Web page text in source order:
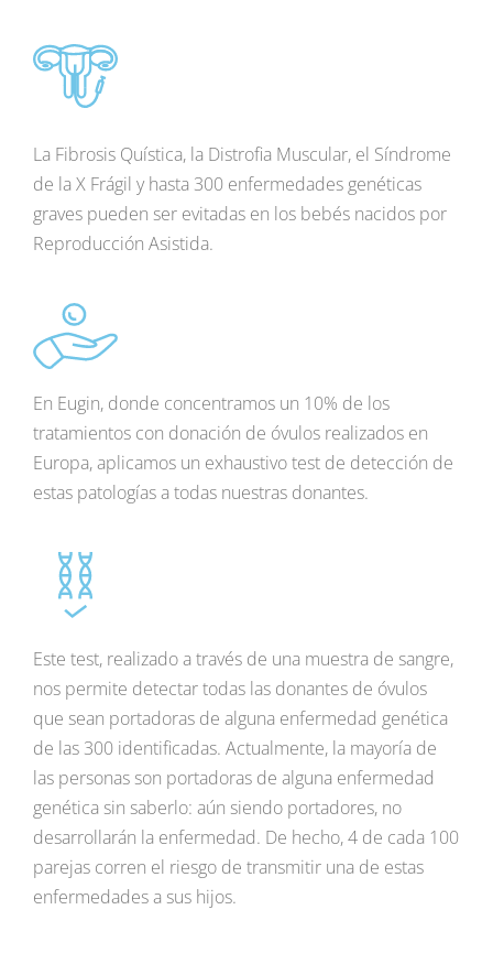
La Fibrosis Quística, la Distrofia Muscular, el Síndrome
de la X Frágil y hasta 300 enfermedades genéticas
graves pueden ser evitadas en los bebés nacidos por
Reproducción Asistida.
En Eugin, donde concentramos un 10% de los
tratamientos con donación de óvulos realizados en
Europa, aplicamos un exhaustivo test de detección de
estas patologías a todas nuestras donantes.
Este test, realizado a través de una muestra de sangre,
nos permite detectar todas las donantes de óvulos
que sean portadoras de alguna enfermedad genética
de las 300 identificadas. Actualmente, la mayoría de
las personas son portadoras de alguna enfermedad
genética sin saberlo: aún siendo portadores, no
desarrollarán la enfermedad. De hecho, 4 de cada 100
parejas corren el riesgo de transmitir una de estas
enfermedades a sus hijos.